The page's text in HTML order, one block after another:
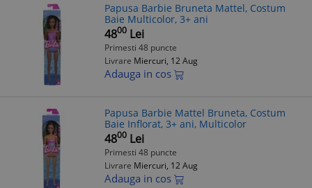
Papusa Barbie Bruneta Mattel, Costum
Baie Multicolor, 3+ ani
4800 Lei
Primesti 48 puncte
Livrare Miercuri, 12 Aug
Adauga in cos
Papusa Barbie Mattel Bruneta, Costum
Baie Inflorat, 3+ ani, Multicolor
4800 Lei
Primesti 48 puncte
Livrare Miercuri, 12 Aug
Adauga in cos